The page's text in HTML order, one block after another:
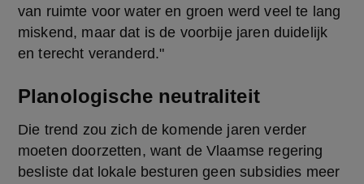
van ruimte voor water en groen werd veel te lang
miskend, maar dat is de voorbije jaren duidelijk
en terecht veranderd."
Planologische neutraliteit
Die trend zou zich de komende jaren verder
moeten doorzetten, want de Vlaamse regering
besliste dat lokale besturen geen subsidies meer